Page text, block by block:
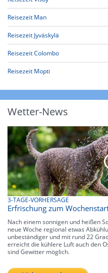
Reisezeit Man
Reisezeit Jyväskylä
Reisezeit Colombo
Reisezeit Mopti
Wetter-News
3-TAGE-VORHERSAGE
Erfrischung zum
Nach einem sonnigen und heißen
neue Woche regional etwas
unbeständiger und mit rund 22
erreicht die kühlere Luft auch den
sind Gewitter möglich.